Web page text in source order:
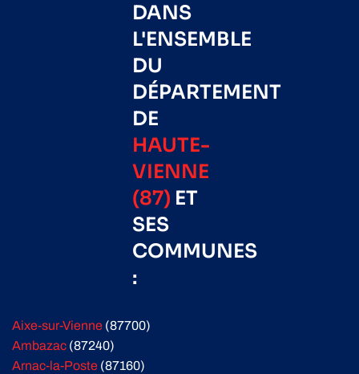
DANS
L'ENSEMBLE
DU
DÉPARTEMENT
DE
HAUTE-
VIENNE
(87) ET
SES
COMMUNES
:
Aixe-sur-Vienne (87700)
Ambazac (87240)
Arnac-la-Poste (87160)